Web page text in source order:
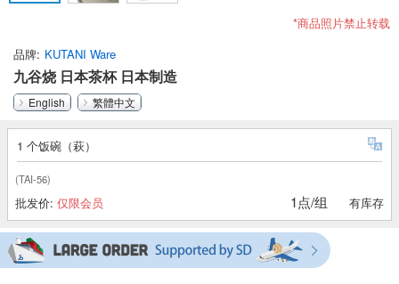
*商品照片禁止转载
品牌 KUTANI Ware
九谷烧 日本茶杯 日本制造
English 繁體中文
1 个饭碗（萩）
(TAI-56)
批发价: 仅限会员 1点/组 有库存